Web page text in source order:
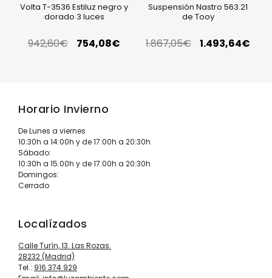
Volta T-3536 Estiluz negro y
dorado 3 luces
942,60€ 754,08€
Suspensión Nastro 563.21
de Tooy
1.867,05€ 1.493,64€
Horario Invierno
De Lunes a viernes
10:30h a 14:00h y de 17:00h a 20:30h
Sábado:
10:30h a 15:00h y de 17:00h a 20:30h
Domingos:
Cerrado
Localízados
Calle Turín, 13. Las Rozas.
28232 (Madrid)
Tel.: 916 374 929